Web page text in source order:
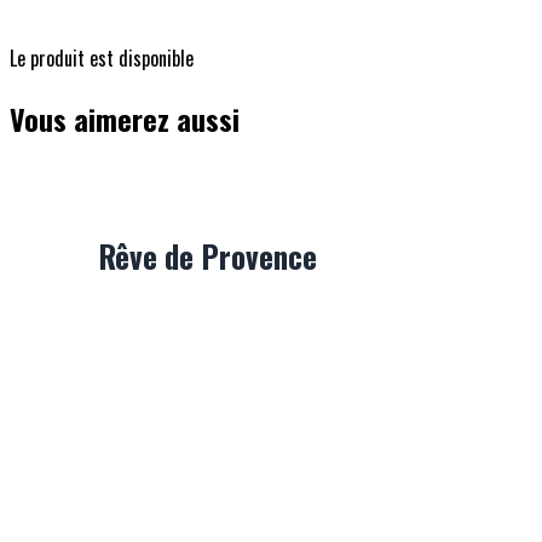
Le produit est disponible
Vous aimerez aussi
Rêve de Provence